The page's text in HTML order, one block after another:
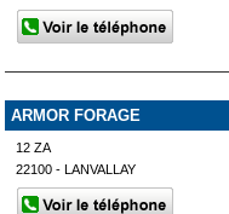
ARMOR FORAGE
12 ZA
22100 - LANVALLAY